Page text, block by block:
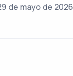
de mayo de